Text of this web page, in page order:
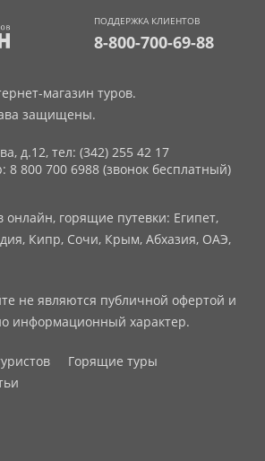
ПОДДЕРЖКА КЛИЕНТОВ
8-800-700-69-88
магазин туров.
защищены.
д.12, тел: (342) 255 42 17
800 700 6988 (звонок бесплатный)
горящие путевки: Египет,
Кипр, Сочи, Крым, Абхазия, ОАЭ,
не являются публичной офертой и
информационный характер.
Горящие туры